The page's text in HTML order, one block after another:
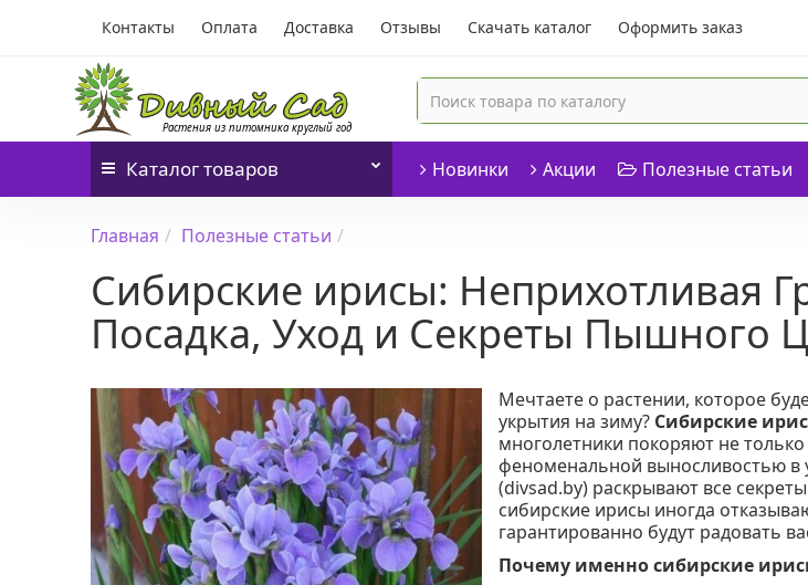
Контакты Оплата Доставка Отзывы Скачать каталог Оформить заказ
Каталогтоваров Новинки Акции Полезные статьи
Главная Полезные статьи
Сибирские ирисы: Неприхотливая
Посадка, Уход и Секреты Пышного
Мечтаете о растении, которое
укрытия на зиму? Сибирские
многолетники покоряют не
феноменальной выносливостью в
(divsad.by) раскрывают все
сибирские ирисы иногда
гарантированно будут радовать
Почему именно сибирские